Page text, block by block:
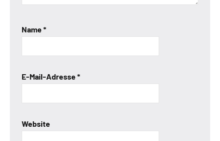
Name*
E-Mail-Adresse*
Website